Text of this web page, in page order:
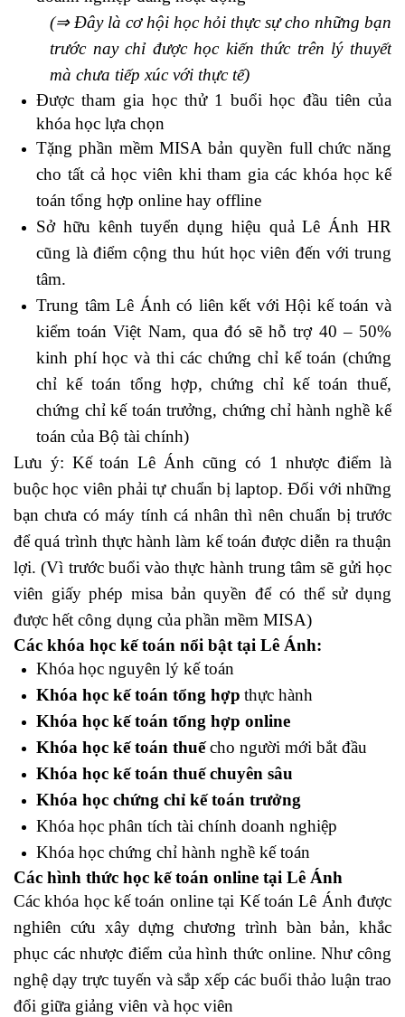
(⇒ Đây là cơ hội học hỏi thực sự cho những bạn
trước nay chỉ được học kiến thức trên lý thuyết
mà chưa tiếp xúc với thực tế)
Được tham gia học thử 1 buổi học đầu tiên của
khóa học lựa chọn
Tặng phần mềm MISA bản quyền full chức năng
cho tất cả học viên khi tham gia các khóa học kế
toán tổng hợp online hay offline
Sở hữu kênh tuyển dụng hiệu quả Lê Ánh HR
cũng là điểm cộng thu hút học viên đến với trung
tâm.
Trung tâm Lê Ánh có liên kết với Hội kế toán và
kiểm toán Việt Nam, qua đó sẽ hỗ trợ 40 – 50%
kinh phí học và thi các chứng chỉ kế toán (chứng
chỉ kế toán tổng hợp, chứng chỉ kế toán thuế,
chứng chỉ kế toán trưởng, chứng chỉ hành nghề kế
toán của Bộ tài chính)
Lưu ý: Kế toán Lê Ánh cũng có 1 nhược điểm là
buộc học viên phải tự chuẩn bị laptop. Đối với những
bạn chưa có máy tính cá nhân thì nên chuẩn bị trước
để quá trình thực hành làm kế toán được diễn ra thuận
lợi. (Vì trước buổi vào thực hành trung tâm sẽ gửi học
viên giấy phép misa bản quyền để có thể sử dụng
được hết công dụng của phần mềm MISA)
Các khóa học kế toán nổi bật tại Lê Ánh:
Khóa học nguyên lý kế toán
Khóa học kế toán tổng hợp thực hành
Khóa học kế toán tổng hợp online
Khóa học kế toán thuếcho người mới bắt đầu
Khóa học kế toán thuế chuyên sâu
Khóa học chứng chỉ kế toán trưởng
Khóa học phân tích tài chính doanh nghiệp
Khóa học chứng chỉ hành nghề kế toán
Các hình thức học kế toán online tại Lê Ánh
Các khóa học kế toán online tại Kế toán Lê Ánh được
nghiên cứu xây dựng chương trình bàn bản, khắc
phục các nhược điểm của hình thức online. Như công
nghệ dạy trực tuyến và sắp xếp các buổi thảo luận trao
đổi giữa giảng viên và học viên